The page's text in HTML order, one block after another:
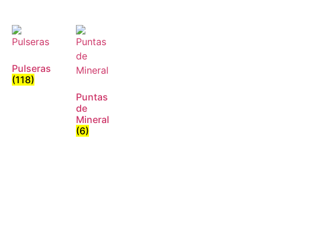
Pulseras
(118)
Puntas
de
Mineral
(6)